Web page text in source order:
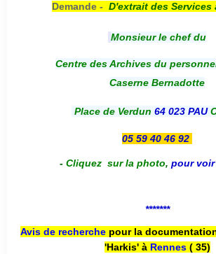
Demande - D'extrait des Services
Monsieur le chef du
Centre des Archives du
Caserne Bernadotte
Place de Verdun 64 023 PAU
05 59 40 46 92
- Cliquez sur la photo, pour
*******
Avis de recherche pour la
'Harkis' à Rennes( 35)